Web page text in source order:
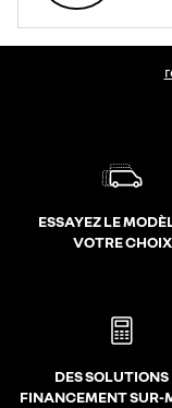
ESSAYEZ LE
VOTRE CHOIX
DES SOLUTIONS
FINANCEMENT SUR-